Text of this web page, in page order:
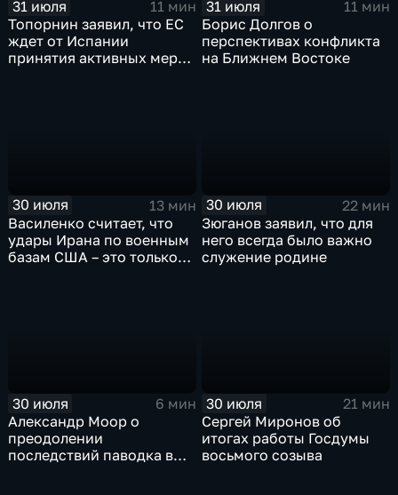
31 июля
11 мин
Топорнин заявил, что ЕС
ждет от Испании
принятия активных мер
31 июля
11 мин
Борис Долгов о
перспективах конфликта
на Ближнем Востоке
30 июля
13 мин
Василенко считает, что
удары Ирана по военным
базам США – это только
30 июля
22 мин
Зюганов заявил, что для
него всегда было важно
служение родине
30 июля
6 мин
Александр Моор о
преодолении
последствий паводка в
30 июля
21 мин
Сергей Миронов об
итогах работы Госдумы
восьмого созыва